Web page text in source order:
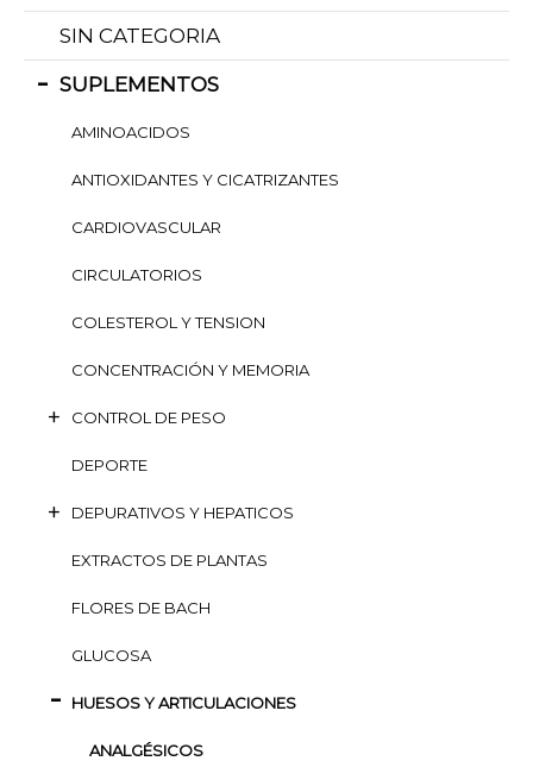
SIN CATEGORIA
SUPLEMENTOS
AMINOACIDOS
ANTIOXIDANTES Y CICATRIZANTES
CARDIOVASCULAR
CIRCULATORIOS
COLESTEROL Y TENSION
CONCENTRACIÓN Y MEMORIA
CONTROL DE PESO
DEPORTE
DEPURATIVOS Y HEPATICOS
EXTRACTOS DE PLANTAS
FLORES DE BACH
GLUCOSA
HUESOS Y ARTICULACIONES
ANALGÉSICOS